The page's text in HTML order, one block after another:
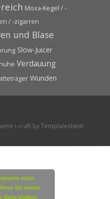
Moxa-Kegel / -
/ -zigarren
und Blase
Slow-Juicer
Verdauung
Wunden
i-craft by TemplatesNext.
nutzt
Sie weiter
Seite bleiben